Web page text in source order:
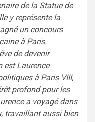
de la Statue de
y représente la
un concours
à Paris.
de devenir
est Laurence
à Paris VIII,
profond pour les
a voyagé dans
travaillant aussi bien